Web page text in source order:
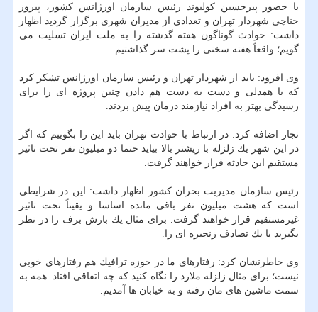
با حضور پیرحسین كولیوند رئیس سازمان اورژانس كشور، پیروز
حناچی شهردار تهران و تعدادی از مدیران شهری برگزار گردید اظهار
داشت: حوادث گوناگون هفته گذشته را به ملت ایران تسلیت می
گویم؛ واقعاً هفته سختی را پشت سر گذاشتیم.
وی افزود: باید از شهردار تهران و رئیس سازمان اورژانس تشكر كرد
كه با همدلی و دست به دست هم دادن چنین پروژه ای را برای
رسیدگی بهتر به افراد نیازمند درمان پیش بردند.
نجار اضافه كرد: در ارتباط با حوادث تهران باید این را بگوییم كه اگر
در این شهر یك زلزله با ریشتر بالا بیاید حتما دو میلیون نفر تحت تاثیر
مستقیم این حادثه قرار خواهند گرفت.
رئیس سازمان مدیریت بحران كشور اظهار داشت: این در شرایطی
است كه هشت میلیون نفر باقی مانده اساسا و یقیناً تحت تاثیر
غیرمستقیم قرار خواهند گرفت. برای مثال یك بارش برف را در نظر
بگیرید یا یك تصادف زنجیره ای را.
وی خاطرنشان كرد: رفتارهای ما در حوزه ترافیك هم رفتارهای خوبی
نیست؛ برای مثال زلزله ملارد را نگاه كنید كه چه اتفاقی افتاد. همه به
سمت ماشین های مان رفته و به خیابان ها آمدیم.